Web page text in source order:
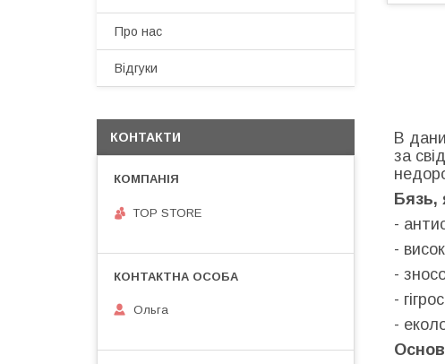
В
за
Бязь,
-
-
-
-
-
Про нас
Відгуки
КОНТАКТИ
TOP STORE
Ольга